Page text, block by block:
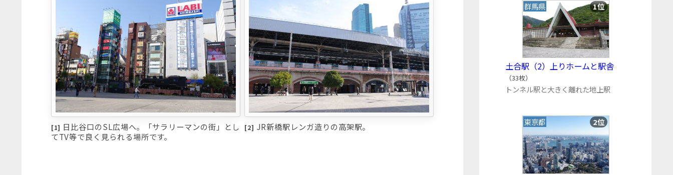
[1] 日比谷口のSL広場へ。「サラリーマンの街」とし
てTV等で良く見られる場所です。
[2] JR新橋駅レンガ造りの高架駅。
群馬県 1位
土合駅（2）上りホームと駅舎
（33枚）
トンネル駅と大きく離れた地上駅
東京都 2位